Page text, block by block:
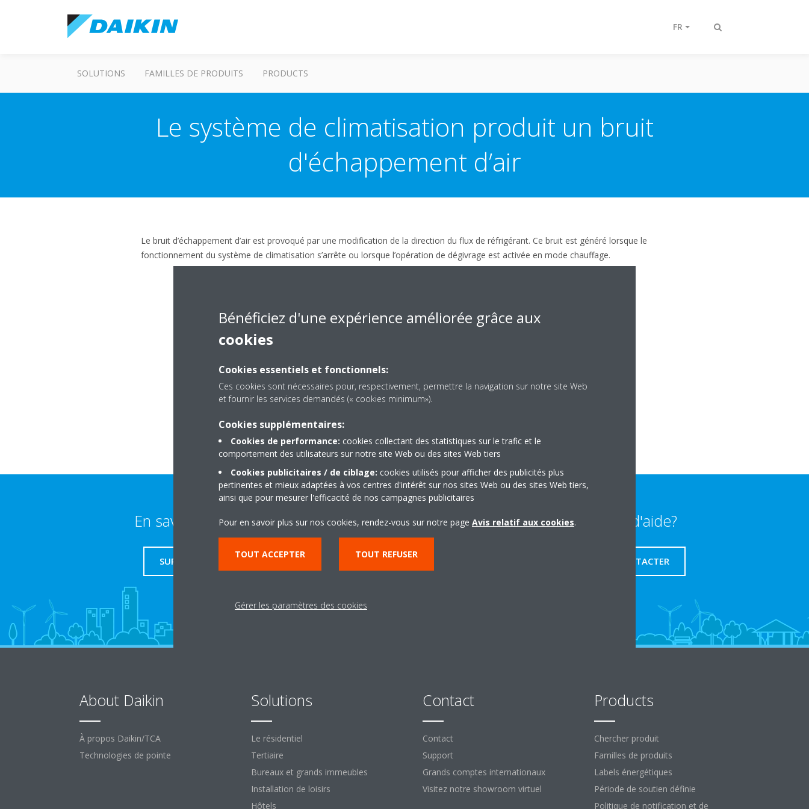
Afficher/masquer
FR
SOLUTIONS FAMILLES DE PRODUITS PRODUCTS
Le système de climatisation produit un bruit
d'échappement d’air
Le bruit d’échappement d’air est provoqué par une modification de la direction du flux de réfrigérant. Ce bruit est généré lorsque le
fonctionnement du système de climatisation s’arrête ou lorsque l’opération de dégivrage est activée en mode chauffage.
En savoir plus
SUPPORT
Besoin d'aide?
NOUS CONTACTER
About Daikin
À propos Daikin/TCA
Technologies de pointe
Solutions
Le résidentiel
Tertiaire
Bureaux et grands immeubles
Installation de loisirs
Hôtels
Contact
Contact
Support
Grands comptes internationaux
Visitez notre showroom virtuel
Products
Chercher produit
Familles de produits
Labels énergétiques
Période de soutien définie
Politique de notification et de
Bénéficiez d'une expérience améliorée grâce aux
cookies
Cookies essentiels et fonctionnels:
Ces cookies sont nécessaires pour, respectivement, permettre la navigation sur notre site Web
et fournir les services demandés (« cookies minimum»).
Cookies supplémentaires:
Cookies de performance: cookies collectant des statistiques sur le trafic et le
comportement des utilisateurs sur notre site Web ou des sites Web tiers
Cookies publicitaires / de ciblage: cookies utilisés pour afficher des publicités plus
pertinentes et mieux adaptées à vos centres d'intérêt sur nos sites Web ou des sites Web tiers,
ainsi que pour mesurer l'efficacité de nos campagnes publicitaires
Pour en savoir plus sur nos cookies, rendez-vous sur notre page Avis relatif aux cookies.
TOUT ACCEPTER TOUT REFUSER
Gérer les paramètres des cookies